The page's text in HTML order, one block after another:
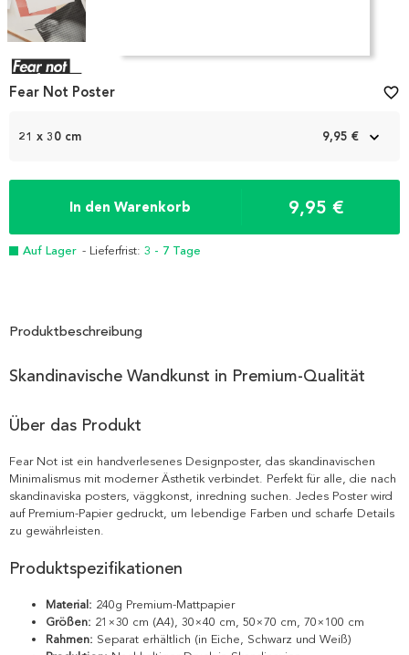
1
21 x 30 cm 9,95 €
In den Warenkorb 9,95 €
Auf Lager - Lieferfrist: 3 - 7 Tage
Fear Not Poster favorite_border
Produktbeschreibung
Skandinavische Wandkunst in Premium-Qualität
Über das Produkt
Fear Not ist ein handverlesenes Designposter, das skandinavischen
Minimalismus mit moderner Ästhetik verbindet. Perfekt für alle, die nach
skandinaviska posters, väggkonst, inredning suchen. Jedes Poster wird
auf Premium-Papier gedruckt, um lebendige Farben und scharfe Details
zu gewährleisten.
Produktspezifikationen
Material: 240g Premium-Mattpapier
Größen: 21×30 cm (A4), 30×40 cm, 50×70 cm, 70×100 cm
Rahmen: Separat erhältlich (in Eiche, Schwarz und Weiß)